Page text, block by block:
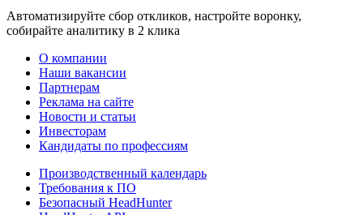
Автоматизируйте сбор откликов, настройте воронку,
собирайте аналитику в 2 клика
О компании
Наши вакансии
Партнерам
Реклама на сайте
Новости и статьи
Инвесторам
Кандидаты по профессиям
Производственный календарь
Требования к ПО
Безопасный HeadHunter